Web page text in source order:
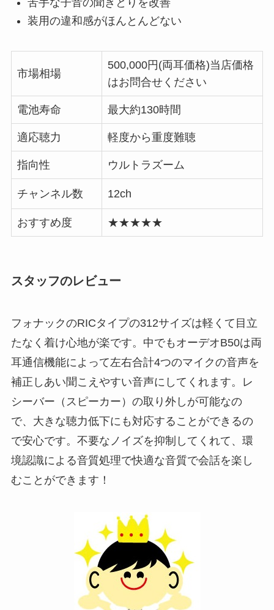
装用の違和感がほんとんどない
市場相場
500,000円(両耳価格)当店価格
はお問合せください
電池寿命 最大約130時間
適応聴力 軽度から重度難聴
指向性 ウルトラズーム
チャンネル数 12ch
おすすめ度 ★★★★★
スタッフのレビュー
フォナックのRICタイプの312サイズは軽くて目立
たなく着け心地が楽です。中でもオーデオB50は両
耳通信機能によって左右合計4つのマイクの音声を
補正しあい聞こえやすい音声にしてくれます。レ
シーバー（スピーカー）の取り外しが可能なの
で、大きな聴力低下にも対応することができるの
で安心です。不要なノイズを抑制してくれて、環
境認識による音質処理で快適な音質で会話を楽し
むことができます！